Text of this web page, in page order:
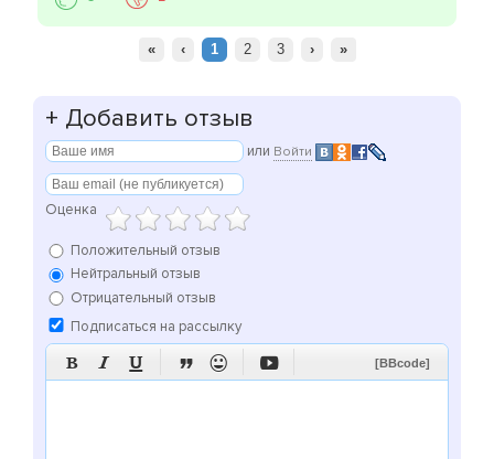
« ‹ 1 2 3 › »
+ Добавить отзыв
или Войти
Оценка
Положительный отзыв
Нейтральный отзыв
Отрицательный отзыв
Подписаться на рассылку
      [BBcode]